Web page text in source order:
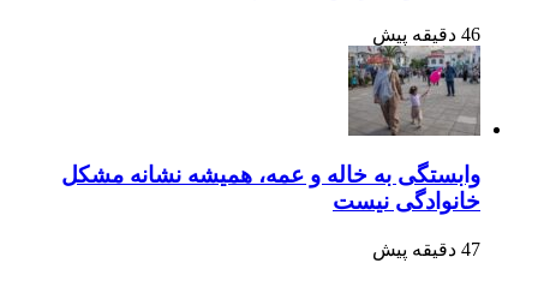
46 دقیقه پیش
وابستگی به خاله و عمه، همیشه نشانه مشکل
خانوادگی نیست
47 دقیقه پیش